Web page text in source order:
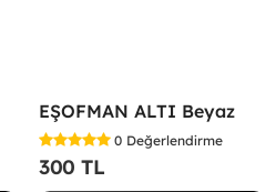
EŞOFMAN ALTI Beyaz
0 Değerlendirme
300 TL